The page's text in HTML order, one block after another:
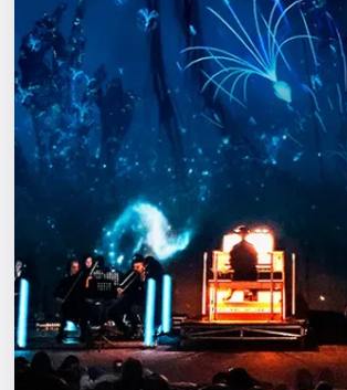
Города
Площадки
Артисты